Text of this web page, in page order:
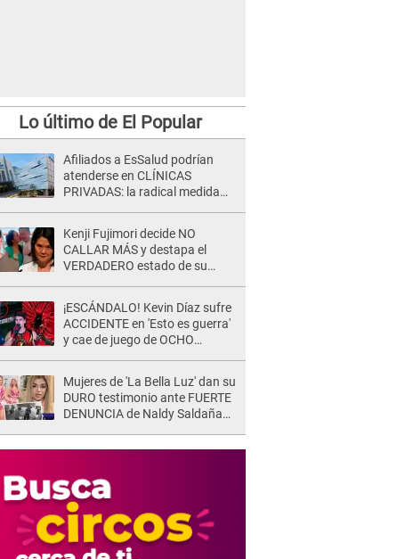
Lo último de El Popular
Afiliados a EsSalud podrían
atenderse en CLÍNICAS
PRIVADAS: la radical medida
Kenji Fujimori decide NO
CALLAR MÁS y destapa el
VERDADERO estado de su
Fujimori: "Mi familia es Érika, mi
suegra..."
¡ESCÁNDALO! Kevin Díaz sufre
ACCIDENTE en 'Esto es guerra'
y cae de juego de OCHO
Mujeres de 'La Bella Luz' dan su
DURO testimonio ante FUERTE
DENUNCIA de Naldy Saldaña